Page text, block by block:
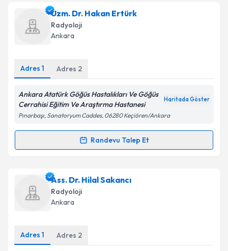
Uzm. Dr. Gözen Boriçin randevu takvimi talebi
oluşturun. Size bu uzmandan randevu almanız için bir
takvim hazırlandığında e-posta ile bilgilendireceğiz.
Kişisel verilerimin işlenmesine ilişkin
Aydınlatma
Metni'ni okudum ve kişisel verilerimin belirtilen
Uzm. Dr. Hakan Ertürk
Radyoloji
Ankara
Adres 1 Adres 2
Ankara Atatürk Göğüs Hastalıkları Ve Göğüs
Cerrahisi Eğitim Ve Araştırma Hastanesi
Haritada Göster
Pınarbaşı, Sanatoryum Caddes, 06280 Keçiören/Ankara
Randevu Talep Et
Randevu Takvimi Talebi
Uzm. Dr. Hakan Ertürkiçin randevu takvimi talebi
oluşturun. Size bu uzmandan randevu almanız için bir
takvim hazırlandığında e-posta ile bilgilendireceğiz.
Ass. Dr. Hilal Sakancı
Radyoloji
Ankara
Adres 1 Adres 2